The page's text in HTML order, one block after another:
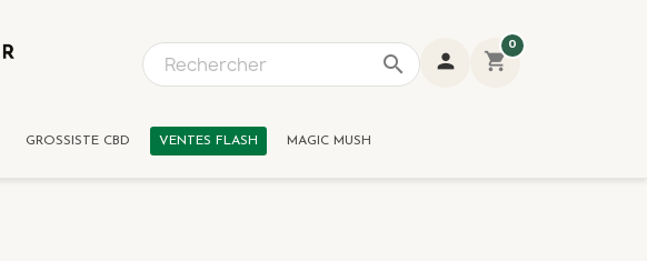
1 result is available, use up and down arrow keys to
search person shopping_cart
0
GROSSISTE CBD VENTES FLASH MAGIC MUSH